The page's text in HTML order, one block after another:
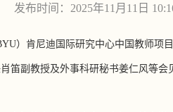
发布时间：2025年11月11日
）肯尼迪国际研究中心中国教师项
笛副教授及外事科研秘书姜仁风等会